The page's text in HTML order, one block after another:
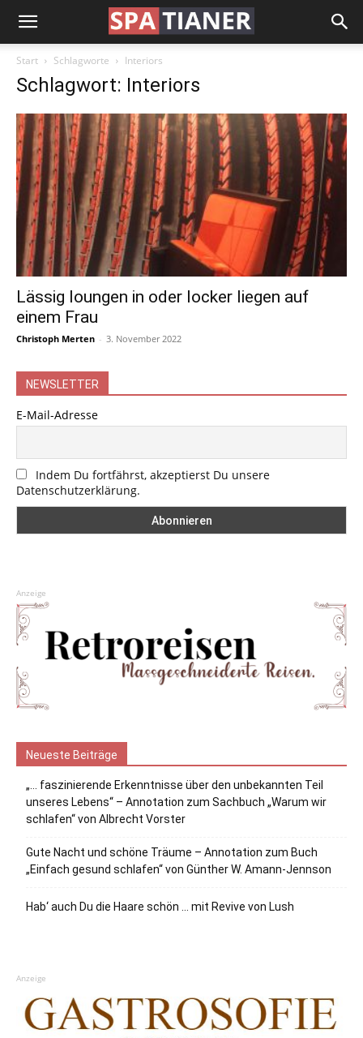
Start Schlagworte Interiors
Schlagwort: Interiors
Lässig loungen in oder locker liegen auf
einem Frau
Christoph Merten - 3. November 2022
NEWSLETTER
E-Mail-Adresse
Indem Du fortfährst, akzeptierst Du unsere
Datenschutzerklärung.
Anzeige
Neueste Beiträge
„… faszinierende Erkenntnisse über den unbekannten Teil
unseres Lebens“ – Annotation zum Sachbuch „Warum wir
schlafen“ von Albrecht Vorster
Gute Nacht und schöne Träume – Annotation zum Buch
„Einfach gesund schlafen“ von Günther W. Amann-Jennson
Hab‘ auch Du die Haare schön … mit Revive von Lush
Anzeige